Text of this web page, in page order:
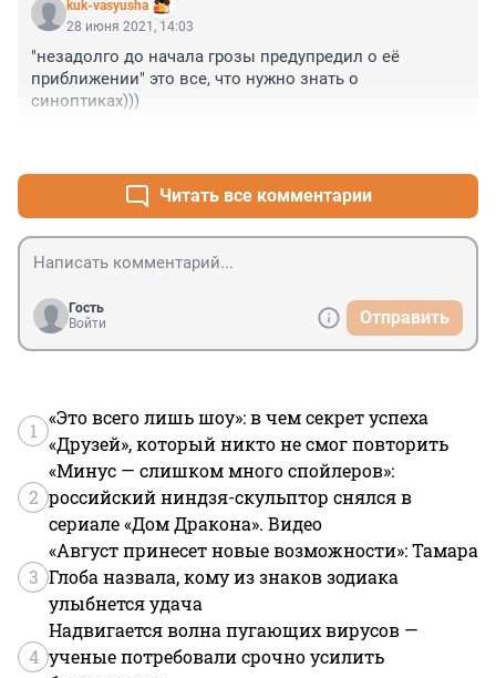
kuk-vasyusha
28 июня 2021, 14:03
"незадолго до начала грозы предупредил о её
приближении" это все, что нужно знать о
синоптиках)))
Читать все комментарии
Гость
Войти
Отправить
1
«Это всего лишь шоу»: в чем секрет успеха
«Друзей», который никто не смог повторить
2
«Минус — слишком много спойлеров»:
российский ниндзя-скульптор снялся в
сериале «Дом Дракона». Видео
3
«Август принесет новые возможности»: Тамара
Глоба назвала, кому из знаков зодиака
улыбнется удача
4
Надвигается волна пугающих вирусов —
ученые потребовали срочно усилить